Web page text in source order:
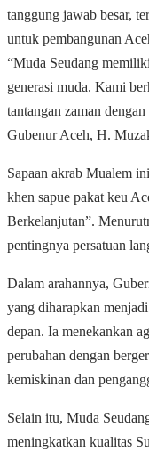
tanggung jawab besar,
untuk pembangunan
“Muda Seudang
generasi muda. Kami
tantangan zaman
Gubenur Aceh, H.
Sapaan akrab Mualem
khen sapue pakat keu
Berkelanjutan”.
pentingnya persatuan
Dalam arahannya,
yang diharapkan
depan. Ia menekankan
perubahan dengan
kemiskinan dan
Selain itu, Muda
meningkatkan kualitas